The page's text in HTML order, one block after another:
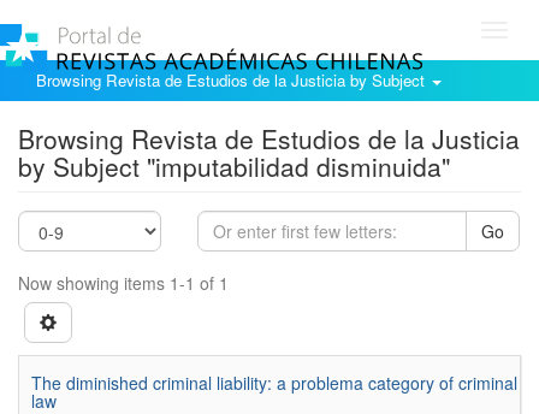
Browsing Revista de Estudios de la Justicia by Subject
Browsing Revista de Estudios de la Justicia
by Subject "imputabilidad disminuida"
Go
Now showing items 1-1 of 1
The diminished criminal liability: a problema category of criminal
law